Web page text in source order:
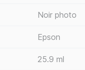
Noir photo
Epson
25.9 ml